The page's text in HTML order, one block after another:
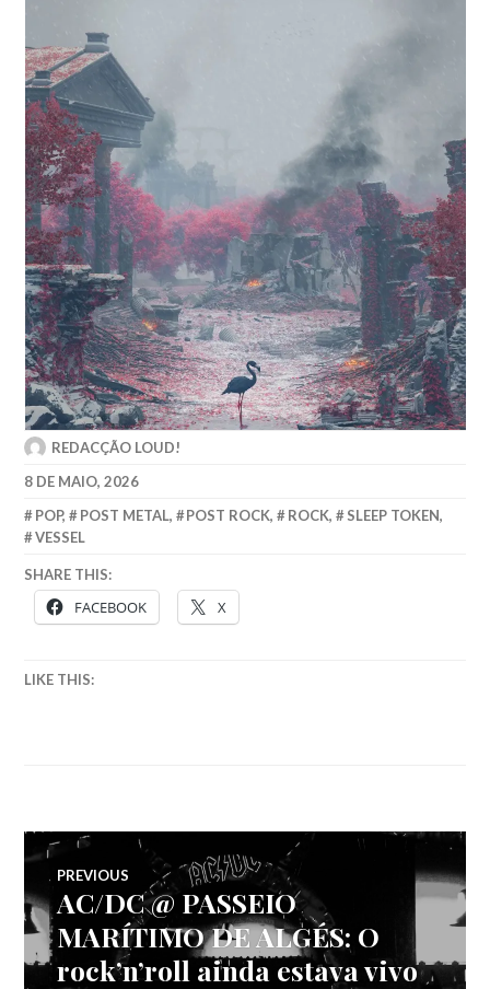
REDACÇÃO LOUD!
8 DE MAIO, 2026
POP, POST METAL, POST ROCK, ROCK, SLEEP TOKEN,
VESSEL
SHARE THIS:
FACEBOOK X
LIKE THIS:
Navegação
de
PREVIOUS
Previous
post:
AC/DC @ PASSEIO
MARÍTIMO DE ALGÉS: O
rock’n’roll ainda estava vivo